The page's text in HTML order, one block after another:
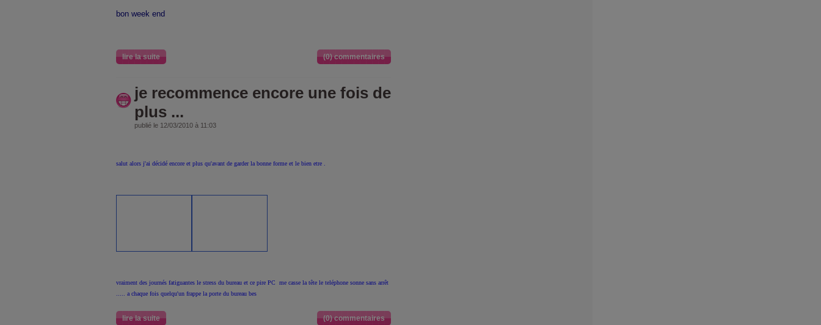
bon week end
lire la suite (0) commentaires
je recommence encore une fois de
plus ...
publié le 12/03/2010 à 11:03
salut alors j'ai décidé encore et plus qu'avant de garder la bonne forme et le bien etre .
vraiment des journés fatiguantes le stress du bureau et ce pire PC me casse la tête le teléphone sonne sans arrêt
..... a chaque fois quelqu'un frappe la porte du bureau bes
lire la suite (0) commentaires